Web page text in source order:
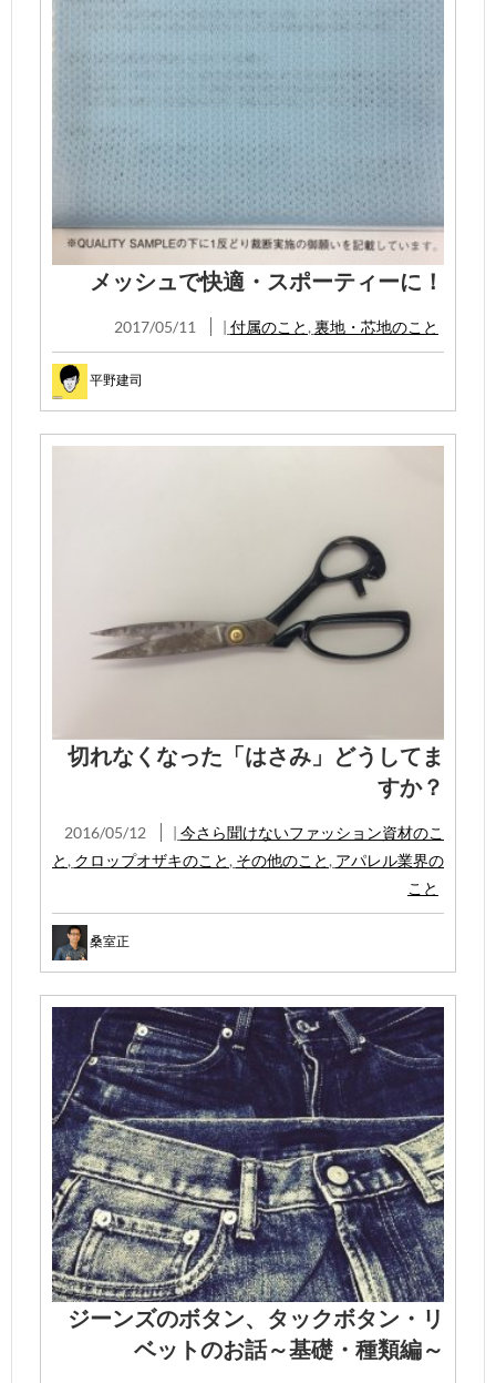
メッシュで快適・スポーティーに！
2017/05/11 | 付属のこと , 裏地・芯地のこと
平野建司
切れなくなった「はさみ」どうしてま
すか？
2016/05/12 | 今さら聞けないファッション資材のこ
と , クロップオザキのこと , その他のこと , アパレル業界の
こと
桑室正
ジーンズのボタン、タックボタン・リ
ベットのお話～基礎・種類編～